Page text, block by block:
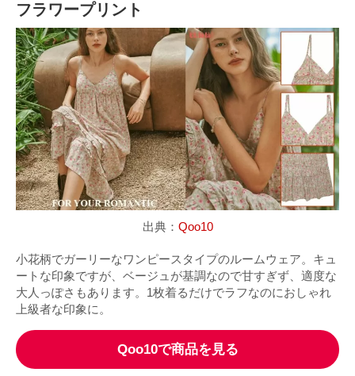
フラワープリント
出典： Qoo10
小花柄でガーリーなワンピースタイプのルームウェア。キュ
ートな印象ですが、ベージュが基調なので甘すぎず、適度な
大人っぽさもあります。1枚着るだけでラフなのにおしゃれ
上級者な印象に。
Qoo10で商品を見る